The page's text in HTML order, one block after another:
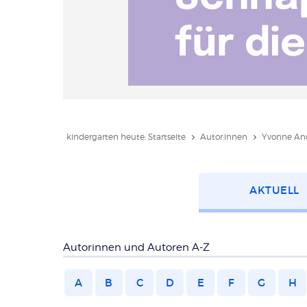
kindergarten heute: Startseite Autor:innen Yvonne
AKTUELL
Autorinnen und Autoren A-Z
A B C D E F G H